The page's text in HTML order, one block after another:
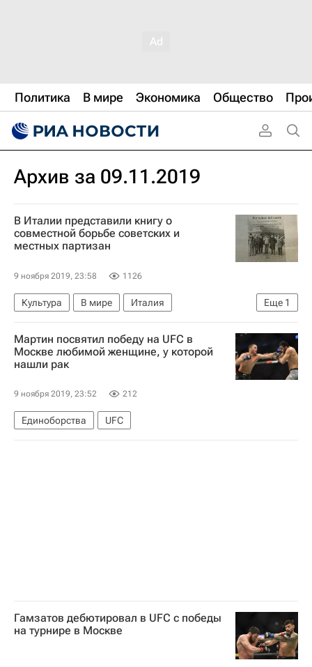
Политика В мире Экономика Общество
Архив за 09.11.2019
В Италии представили книгу о
совместной борьбе советских и
местных партизан
9 ноября 2019, 23:58 1126
Еще 1
Культура В мире
Италия
Посольство РФ в Италии
Мартин посвятил победу на UFC в
Москве любимой женщине, у которой
нашли рак
9 ноября 2019, 23:52 212
Единоборства UFC
Гамзатов дебютировал в UFC с победы
на турнире в Москве